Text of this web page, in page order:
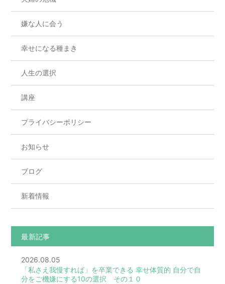
嫌な人に会う
幸せになる種まき
人生の選択
講座
プライバシーポリシー
お知らせ
ブログ
新着情報
最新記事
2026.08.05
「私さえ我慢すれば」を卒業できる 幸せ体質的 自分で自
分をご機嫌にする10の選択 その１０